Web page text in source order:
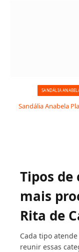
SANDÁLIA
Sandália Anabela
Tipos
mais
Rita de
Cada tipo
reunir essas